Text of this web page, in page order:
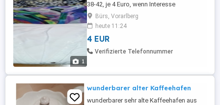
1
38-42, je 4 Euro, wenn Interesse
Bürs, Vorarlberg
heute 11:24
4 EUR
Verifizierte Telefonnummer
wunderbarer alter Kaffeehafen
wunderbarer sehr alte Kaffeehafen aus